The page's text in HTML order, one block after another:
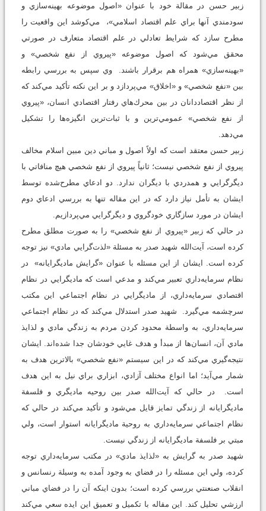
زبير حسن در مقالة خود با عنوان «اصول موضوعه بهينه‌سازي و
سودمندي آنها براي علم اقتصاد اسلامي»، مي‌كوشد اين واقعيت را
مطرح سازد كه شرايط تعادلي در علم اقتصاد متعارف در صورتي
محقق مي‌شود كه اصول موضوعه «پيروي از نفع شخصي» و
«بهينه‌سازي» همراه هم برقرار باشند. وي سپس به بررسي رابطه
بين «نفع شخصي» و «اخلاق» مي‌پردازد و بر اين نكته تأكيد مي‌كند كه
از نظر اقتصاددانان در بين محرك‌هاي رفتار اقتصادي انسان، «پيروي
از نفع شخصي» عمومي‌ترين و با ثبات‌ترين انگيزه‌ها را تشكيل
مي‌دهد.
زبير حسن معتقد است كه اولاً اصول و مباني دين مبين اسلام مخالف
پيروي از نفع شخصي نيست؛ ثانياً پيروي از نفع شخصي هيچ منافاتي با
ديگرگرايي و همدردي با ديگران ندارد. دو ادعاي مطرح‌شده توسط
ايشان به تأمل نياز دارد كه در اين مقاله تنها به بررسي ادعاي دوم
ايشان در مورد سازگاري خودگروي و ديگرگرايي مي‌پردازيم.
در حالي كه زبير «پيروي از نفع شخصي» را به صورت مطلق مطرح
كرده است، آيت‌الله شهيد صدر به مسئلة «لذت‌گرايي مادي» نيز توجه
كرده است. ايشان از اين مسئله با عنوان «گرايش ماديگرايانه» در
نظام سرمايه‌داري تعبير مي‌كند و مدعي است كه ماديگرايي در نظام
اقتصادي سرمايه‌داري، از ماديگرايي در نظام اجتماعي اين مكتب
سرچشمه مي‌گيرد. شهيد صدر استدلال مي‌كند كه در نظام اجتماعي
سرمايه‌داري، به واسطة محدود كردن مردم به زندگي مادي و لذايذ
مادي آن، انسان‌ها از مبدأ و هدف غايي خودشان جدا شده‌اند. ايشان
نتيجه‌گيري مي‌كند كه در اين سيستم «نفع شخصي» بالاترين هدف به
شمار مي‌آيد؛ اما انواع مختلف آزادي، ابزاري براي نيل به اين هدف
است. در حالي كه آيت‌الله صدر بين روحيه ماديگري و فلسفة
ماديگرايانه از زندگي تمايز قايل مي‌شود و تأكيد مي‌كند در حالي كه
نظام اجتماعي سرمايه‌داري به روحية ماديگرايانه استوار است، ولي
مبتي بر فلسفة ماديگرايانه از زندگي نيست.
شهيد صدر به گرايش به «لذايذ مادي» در مكتب سرمايه‌داري توجه
كرده، ولي اين مسئله را در فضاي به وجود آمده به وسيلة رنسانس و
انقلاب صنعنتي بررسي كرده است؛ بدون اينكه آن را در فضاي مباني
ارزشي تحليل كند. اين مقاله با تكميل و تعميق اين ايده سعي مي‌كند